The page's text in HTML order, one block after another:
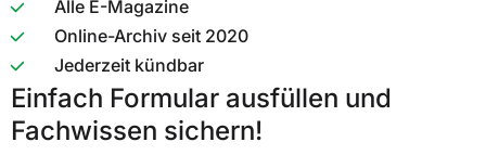
Alle E-Magazine
Online-Archiv seit 2020
Jederzeit kündbar
Einfach Formular ausfüllen und
Fachwissen sichern!